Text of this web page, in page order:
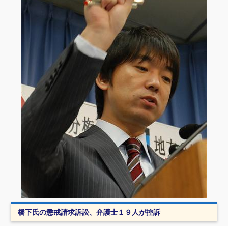
橋下氏の懲戒請求訴訟、弁護士１９人が控訴